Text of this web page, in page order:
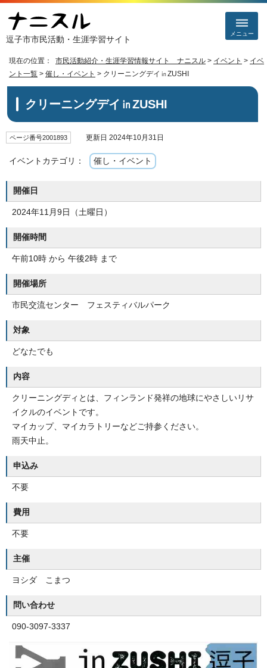
逗子市市民活動・生涯学習サイト
メニュー
現在の位置： 市民活動紹介・生涯学習情報サイト ナニスル > イベント > イベ
ント一覧 > 催し・イベント > クリーニングデイ㏌ZUSHI
クリーニングデイ㏌ZUSHI
ページ番号2001893 更新日 2024年10月31日
イベントカテゴリ： 催し・イベント
開催日
2024年11月9日（土曜日）
開催時間
午前10時 から 午後2時 まで
開催場所
市民交流センター フェスティバルパーク
対象
どなたでも
内容
クリーニングディとは、フィンランド発祥の地球にやさしいリサ
イクルのイベントです。
マイカップ、マイカラトリーなどご持参ください。
雨天中止。
申込み
不要
費用
不要
主催
ヨシダ こまつ
問い合わせ
090-3097-3337